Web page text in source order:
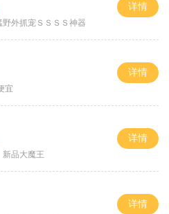
野外抓宠ＳＳＳＳ神器
详情
宜
详情
大魔王
详情
详情